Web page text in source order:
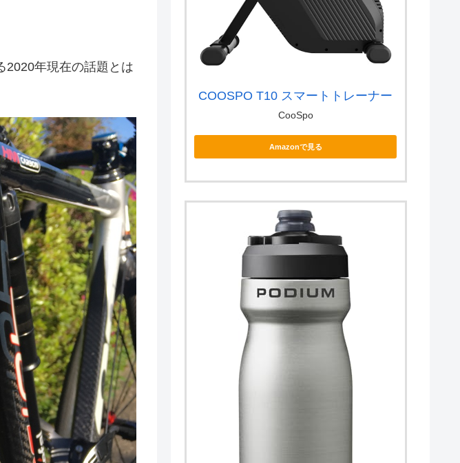
2020年現在の話題とは
COOSPO T10 スマートトレーナー
CooSpo
Amazonで見る